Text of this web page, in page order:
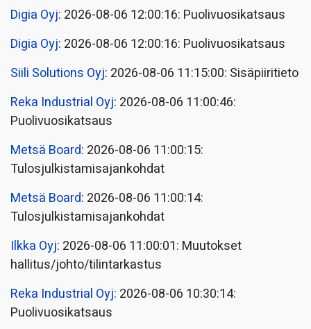
Digia Oyj: 2026-08-06 12:00:16: Puolivuosikatsaus
Digia Oyj: 2026-08-06 12:00:16: Puolivuosikatsaus
Siili Solutions Oyj: 2026-08-06 11:15:00: Sisäpiiritieto
Reka Industrial Oyj: 2026-08-06 11:00:46:
Puolivuosikatsaus
Metsä Board: 2026-08-06 11:00:15:
Tulosjulkistamisajankohdat
Metsä Board: 2026-08-06 11:00:14:
Tulosjulkistamisajankohdat
Ilkka Oyj: 2026-08-06 11:00:01: Muutokset
hallitus/johto/tilintarkastus
Reka Industrial Oyj: 2026-08-06 10:30:14:
Puolivuosikatsaus